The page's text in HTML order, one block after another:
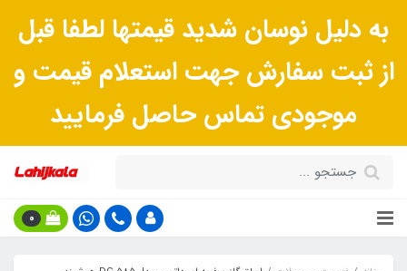
به دلیل نوسان شدید قیمتها لطفا قبل
از ثبت سفارش جهت استعلام قیمت و
موجودی تماس حاصل فرمایید
0